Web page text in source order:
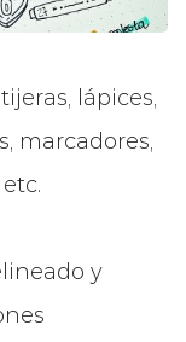
lápices,
marcadores,
y